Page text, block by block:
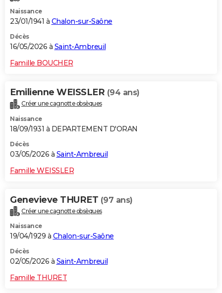
Naissance
23/01/1941 à Chalon-sur-Saône
Décès
16/05/2026 à Saint-Ambreuil
Famille BOUCHER
Emilienne WEISSLER (94 ans)
Créer une cagnotte obsèques
Naissance
18/09/1931 à DEPARTEMENT D'ORAN
Décès
03/05/2026 à Saint-Ambreuil
Famille WEISSLER
Genevieve THURET (97 ans)
Créer une cagnotte obsèques
Naissance
19/04/1929 à Chalon-sur-Saône
Décès
02/05/2026 à Saint-Ambreuil
Famille THURET